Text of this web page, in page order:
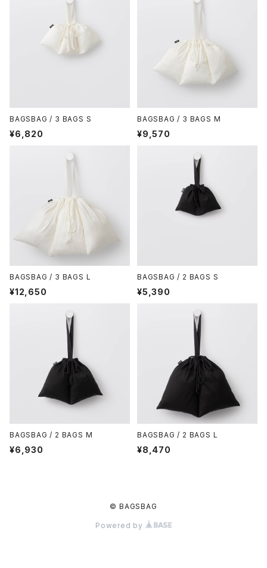
BAGSBAG / 3 BAGS S
¥6,820
BAGSBAG / 3 BAGS M
¥9,570
BAGSBAG / 3 BAGS L
¥12,650
BAGSBAG / 2 BAGS S
¥5,390
BAGSBAG / 2 BAGS M
¥6,930
BAGSBAG / 2 BAGS L
¥8,470
© BAGSBAG
Powered by